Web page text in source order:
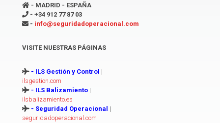
- MADRID - ESPAÑA
- +34 912 77 87 03
- info@seguridadoperacional.com
VISITE NUESTRAS PÁGINAS
- ILS Gestión y Control |
ilsgestion.com
- ILS Balizamiento |
ilsbalizamiento.es
- Seguridad Operacional |
seguridadoperacional.com